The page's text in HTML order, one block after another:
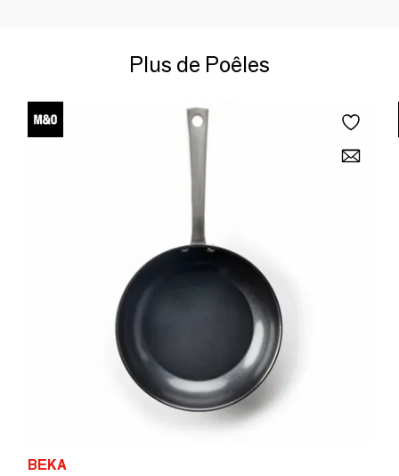
Plus de Poêles
BEKA